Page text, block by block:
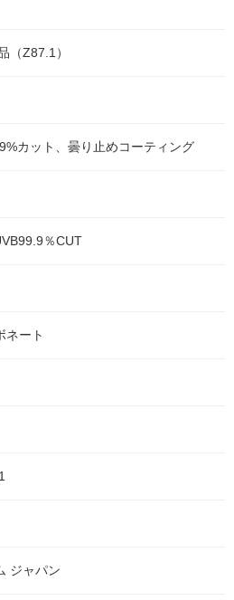
（Z87.1）
カット、曇り止めコーティング
％CUT
ネート
ジャパン